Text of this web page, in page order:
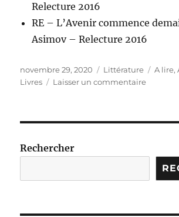
Relecture 2016
RE – L’Avenir commence
Asimov – Relecture 2016
Publié
le
novembre 29, 2020 Catégories
Littérature A lire,
Livres
Laisser un commentairesur
depuis
2016
Rechercher